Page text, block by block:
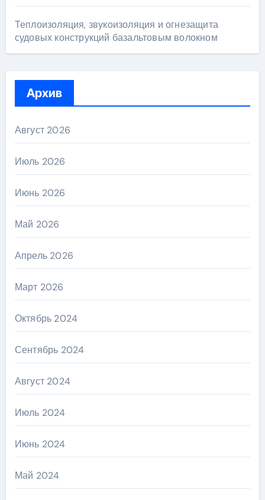
Теплоизоляция, звукоизоляция и огнезащита
судовых конструкций базальтовым волокном
Архив
Август 2026
Июль 2026
Июнь 2026
Май 2026
Апрель 2026
Март 2026
Октябрь 2024
Сентябрь 2024
Август 2024
Июль 2024
Июнь 2024
Май 2024